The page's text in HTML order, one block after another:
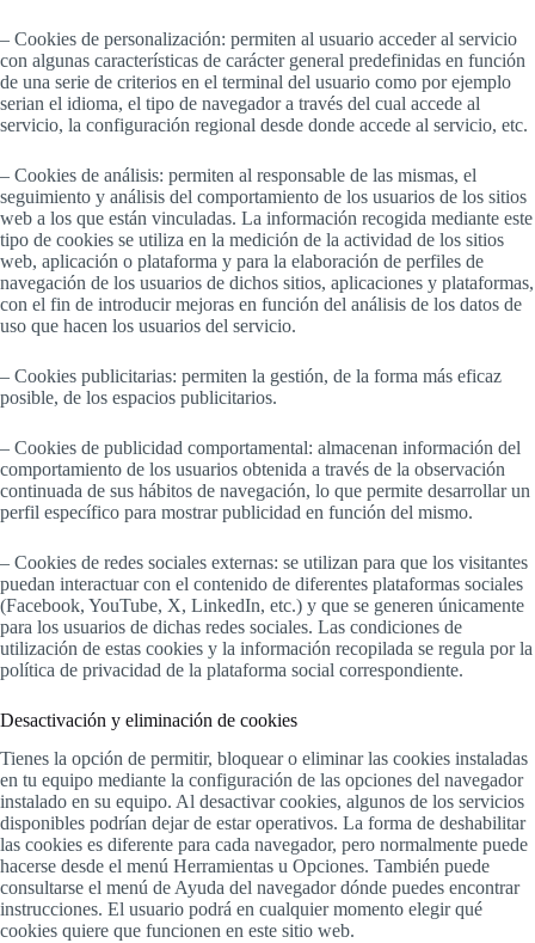
– Cookies de personalización: permiten al usuario acceder al servicio
con algunas características de carácter general predefinidas en función
de una serie de criterios en el terminal del usuario como por ejemplo
serian el idioma, el tipo de navegador a través del cual accede al
servicio, la configuración regional desde donde accede al servicio, etc.
– Cookies de análisis: permiten al responsable de las mismas, el
seguimiento y análisis del comportamiento de los usuarios de los sitios
web a los que están vinculadas. La información recogida mediante este
tipo de cookies se utiliza en la medición de la actividad de los sitios
web, aplicación o plataforma y para la elaboración de perfiles de
navegación de los usuarios de dichos sitios, aplicaciones y plataformas,
con el fin de introducir mejoras en función del análisis de los datos de
uso que hacen los usuarios del servicio.
– Cookies publicitarias: permiten la gestión, de la forma más eficaz
posible, de los espacios publicitarios.
– Cookies de publicidad comportamental: almacenan información del
comportamiento de los usuarios obtenida a través de la observación
continuada de sus hábitos de navegación, lo que permite desarrollar un
perfil específico para mostrar publicidad en función del mismo.
– Cookies de redes sociales externas: se utilizan para que los visitantes
puedan interactuar con el contenido de diferentes plataformas sociales
(Facebook, YouTube, X, LinkedIn, etc.) y que se generen únicamente
para los usuarios de dichas redes sociales. Las condiciones de
utilización de estas cookies y la información recopilada se regula por la
política de privacidad de la plataforma social correspondiente.
Desactivación y eliminación de cookies
Tienes la opción de permitir, bloquear o eliminar las cookies instaladas
en tu equipo mediante la configuración de las opciones del navegador
instalado en su equipo. Al desactivar cookies, algunos de los servicios
disponibles podrían dejar de estar operativos. La forma de deshabilitar
las cookies es diferente para cada navegador, pero normalmente puede
hacerse desde el menú Herramientas u Opciones. También puede
consultarse el menú de Ayuda del navegador dónde puedes encontrar
instrucciones. El usuario podrá en cualquier momento elegir qué
cookies quiere que funcionen en este sitio web.